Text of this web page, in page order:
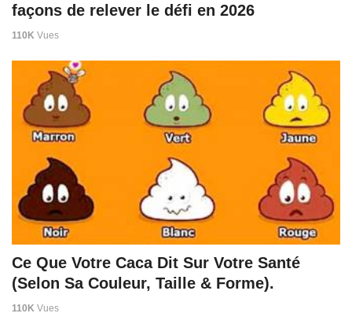
façons de relever le défi en 2026
110K Vues
Ce Que Votre Caca Dit Sur Votre Santé
(Selon Sa Couleur, Taille & Forme).
110K Vues